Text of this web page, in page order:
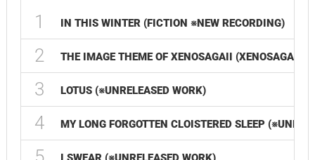
1 IN THIS WINTER (FICTION ※NEW RECORDING)
2 THE IMAGE THEME OF XENOSAGAII (XENOSAGAII
3 LOTUS (※UNRELEASED WORK)
4 MY LONG FORGOTTEN CLOISTERED SLEEP